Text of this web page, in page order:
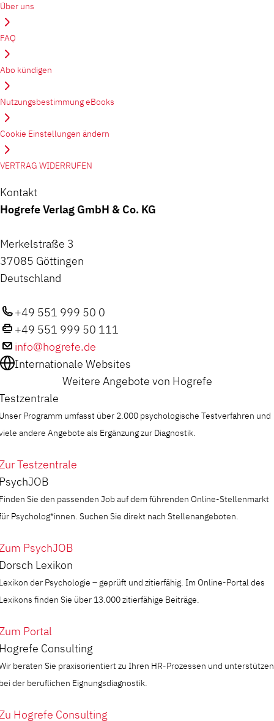
Über uns
FAQ
Abo kündigen
Nutzungsbestimmung eBooks
Cookie Einstellungen ändern
VERTRAG WIDERRUFEN
Kontakt
Hogrefe Verlag GmbH & Co. KG
Merkelstraße 3
37085 Göttingen
Deutschland
+49 551 999 50 0
+49 551 999 50 111
info@hogrefe.de
Internationale Websites
Weitere Angebote von Hogrefe
Programm umfasst über 2.000 psychologische Testverfahren und
andere Angebote als Ergänzung zur Diagnostik.
Testzentrale
Sie den passenden Job auf dem führenden Online-Stellenmarkt
Psycholog*innen. Suchen Sie direkt nach Stellenangeboten.
PsychJOB
Lexikon
der Psychologie – geprüft und zitierfähig. Im Online-Portal des
finden Sie über 13.000 zitierfähige Beiträge.
Portal
Consulting
beraten Sie praxisorientiert zu Ihren HR-Prozessen und unterstützen
der beruflichen Eignungsdiagnostik.
Hogrefe Consulting